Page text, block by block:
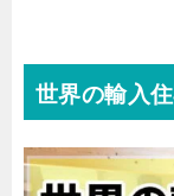
世界の輸入